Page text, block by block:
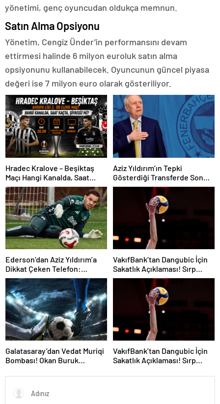
yönetimi, genç oyuncudan oldukça memnun.
Satın Alma Opsiyonu
Yönetim, Cengiz Ünder’in performansını devam
ettirmesi halinde 6 milyon euroluk satın alma
opsiyonunu kullanabilecek. Oyuncunun güncel piyasa
değeri ise 7 milyon euro olarak gösteriliyor.
Hradec Kralove – Beşiktaş
Maçı Hangi Kanalda, Saat
Kaçta, Şifresiz Mi?
Aziz Yıldırım’ın Tepki
Gösterdiği Transferde Son
Durum! Oyuncunun Geleceği
Ederson’dan Aziz Yıldırım’a
Dikkat Çeken Telefon:
“Fenerbahçe’de Kalmak
İstiyorum” Mesajı
VakıfBank’tan Dangubic İçin
Sakatlık Açıklaması! Sırp
Yıldız Ameliyat Olacak
Galatasaray’dan Vedat Muriqi
Bombası! Okan Buruk
VakıfBank’tan Dangubic İçin
Sakatlık Açıklaması! Sırp